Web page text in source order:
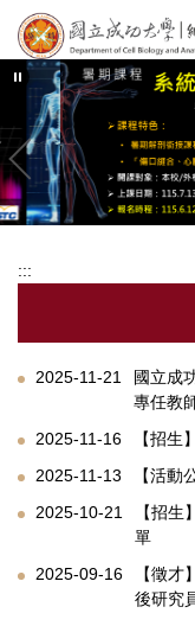
跳
到
主
容
區
:::
2025-11-21
國立成
專任教
2025-11-16
【招
2025-11-13
【活
2025-10-21
【招
單
2025-09-16
【徵
後研究